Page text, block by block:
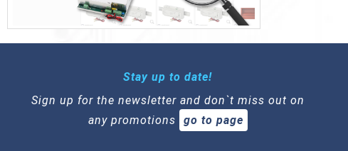
Stay up to date!
Sign up for the newsletter and don`t miss out on
any promotions
go to page